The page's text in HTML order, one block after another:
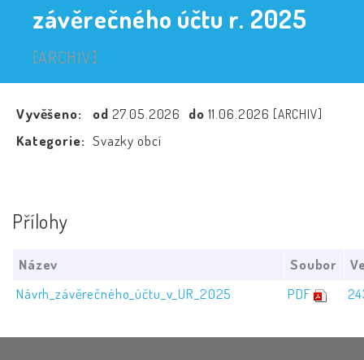
závěrečného účtu r. 2025
[ARCHIV]
Vyvěšeno: od 27.05.2026 do 11.06.2026 [ARCHIV]
Kategorie: Svazky obcí
Přílohy
Název Soubor
Návrh_závěrečného_účtu_v_UR_2025
PDF